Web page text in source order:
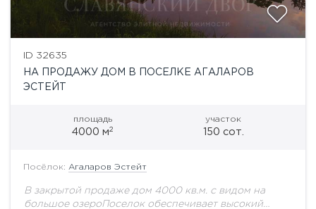
ID 32635
НА ПРОДАЖУ ДОМ В ПОСЕЛКЕ АГАЛАРОВ
ЭСТЕЙТ
площадь
4000 м2
участок
150 сот.
Посёлок: Агаларов Эстейт
В закрытой продаже дом 4000 кв.м. с видом на
большое озероПоселок обеспечивает высокий